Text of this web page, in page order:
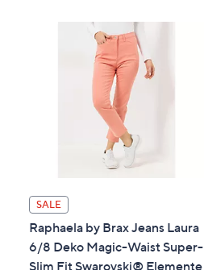
SALE
Raphaela by Brax Jeans Laura
6/8 Deko Magic-Waist Super-
Slim Fit Swarovski® Elemente